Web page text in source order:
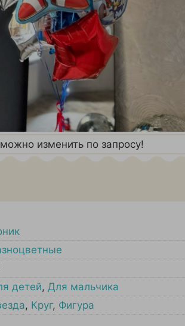
изменить по запросу!
детей, Для мальчика
, Круг, Фигура